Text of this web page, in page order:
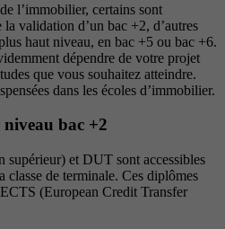
l’immobilier, certains sont
validation d’un bac +2, d’autres
haut niveau, en bac +5 ou bac +6.
dépendre de votre projet
que vous souhaitez atteindre.
dans les écoles d’immobilier.
bac +2
supérieur) et DUT sont accessibles
classe de terminale. Ces diplômes
(European Credit Transfer